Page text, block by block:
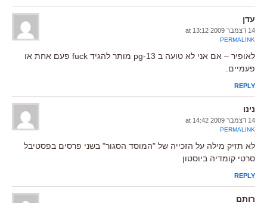
עדן
14 דצמבר 2009 at 13:12
PERMALINK
לאופיר – אם אני לא טועה ב pg-13 מותר להגיד fuck פעם אחת או
פעמיים.
REPLY
נינו
14 דצמבר 2009 at 14:42
PERMALINK
לא תזיק מילה על הזכייה של "המוסד הסגור" בשני פרסים בפסטיבל
סרטי קומדיה ביוסטון
REPLY
רותם